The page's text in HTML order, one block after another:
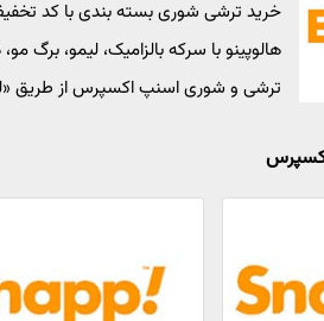
خرید ترشی شوری بسته بندی با کد
ترشی و شوری اسنپ اکسپرس از طریق